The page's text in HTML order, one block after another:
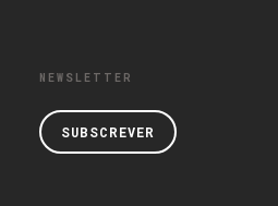
NEWSLETTER
SUBSCREVER